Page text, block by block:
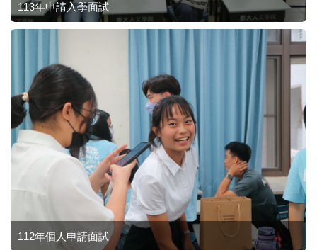
113年申請入學面試
112年個人申請面試